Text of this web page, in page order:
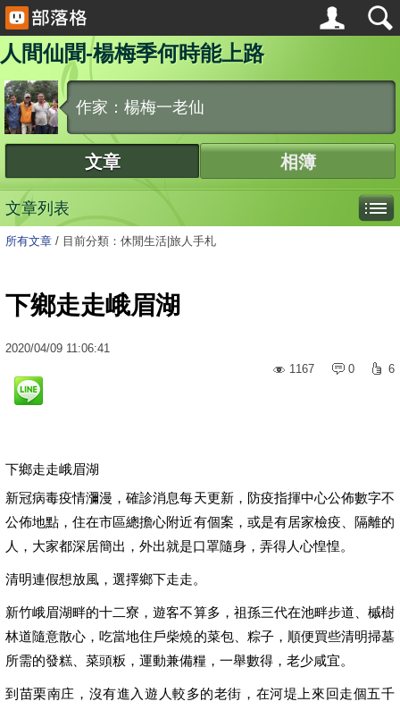
人間仙聞-楊梅季何時能上路
作家：楊梅一老仙
文章 相簿
文章列表
所有文章 / 目前分類：休閒生活|旅人手札
下鄉走走峨眉湖
2020/04/09 11:06:41
1167
0 6
下鄉走走峨眉湖
新冠病毒疫情瀰漫，確診消息每天更新，防疫指揮中心公佈數字不
公佈地點，住在市區總擔心附近有個案，或是有居家檢疫、隔離的
人，大家都深居簡出，外出就是口罩隨身，弄得人心惶惶。
清明連假想放風，選擇鄉下走走。
新竹峨眉湖畔的十二寮，遊客不算多，祖孫三代在池畔步道、槭樹
林道隨意散心，吃當地住戶柴燒的菜包、粽子，順便買些清明掃墓
所需的發糕、菜頭粄，運動兼備糧，一舉數得，老少咸宜。
到苗栗南庄，沒有進入遊人較多的老街，在河堤上來回走個五千